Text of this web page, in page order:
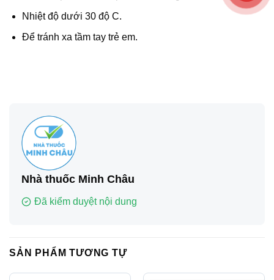
Nhiệt độ dưới 30 độ C.
Để tránh xa tầm tay trẻ em.
Nhà thuốc Minh Châu
Đã kiểm duyệt nội dung
SẢN PHẨM TƯƠNG TỰ